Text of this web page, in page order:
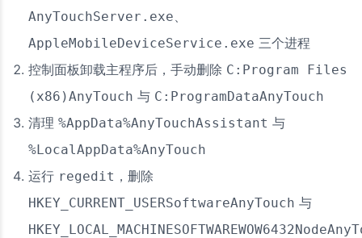
AnyTouchServer.exe
AppleMobileDeviceService.exe 三个进程
控制面板卸载主程序后，手动删除 C:Program Files
(x86)AnyTouch 与 C:ProgramDataAnyTouch
清理 %AppData%AnyTouchAssistant 与
%LocalAppData%AnyTouch
运行 regedit ，删除
HKEY_CURRENT_USERSoftwareAnyTouch 与